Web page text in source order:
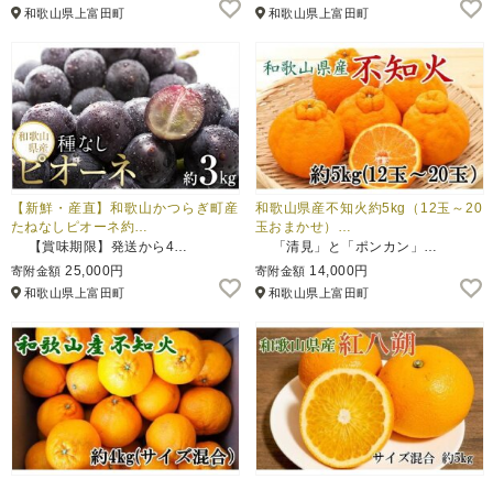
和歌山県上富田町 和歌山県上富田町
【新鮮・産直】和歌山かつらぎ町産
たねなしピオーネ約…
【賞味期限】発送から4…
寄附金額 25,000円
和歌山県上富田町
和歌山県産不知火約5kg（12玉～20
玉おまかせ）…
「清見」と「ポンカン」…
寄附金額 14,000円
和歌山県上富田町